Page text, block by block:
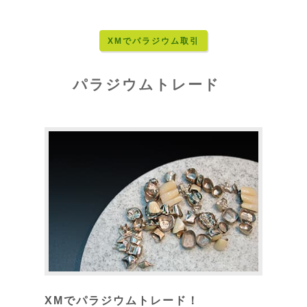
XMでパラジウム取引
パラジウムトレード
XMでパラジウムトレード！